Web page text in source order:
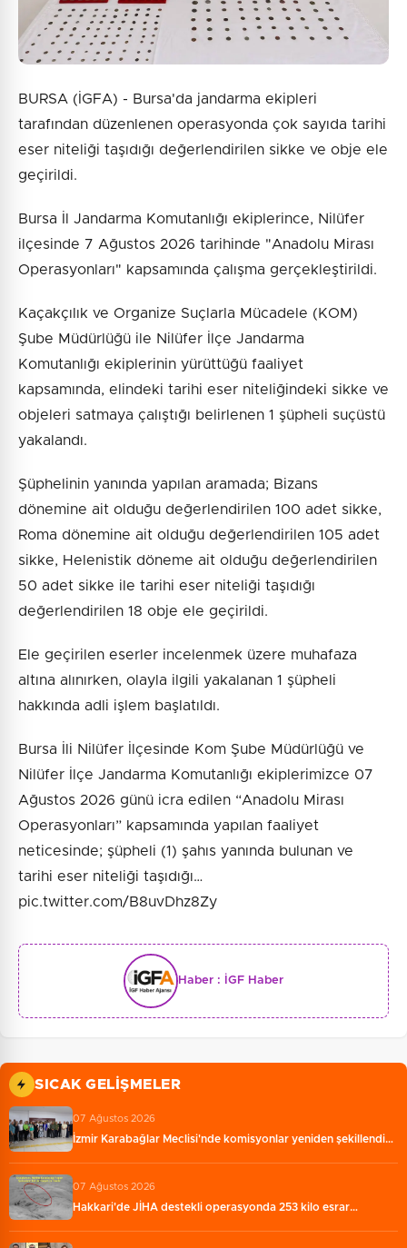
BURSA (İGFA) - Bursa'da jandarma ekipleri
tarafından düzenlenen operasyonda çok sayıda tarihi
eser niteliği taşıdığı değerlendirilen sikke ve obje ele
geçirildi.
Bursa İl Jandarma Komutanlığı ekiplerince, Nilüfer
ilçesinde 7 Ağustos 2026 tarihinde "Anadolu Mirası
Operasyonları" kapsamında çalışma gerçekleştirildi.
Kaçakçılık ve Organize Suçlarla Mücadele (KOM)
Şube Müdürlüğü ile Nilüfer İlçe Jandarma
Komutanlığı ekiplerinin yürüttüğü faaliyet
kapsamında, elindeki tarihi eser niteliğindeki sikke ve
objeleri satmaya çalıştığı belirlenen 1 şüpheli suçüstü
yakalandı.
Şüphelinin yanında yapılan aramada; Bizans
dönemine ait olduğu değerlendirilen 100 adet sikke,
Roma dönemine ait olduğu değerlendirilen 105 adet
sikke, Helenistik döneme ait olduğu değerlendirilen
50 adet sikke ile tarihi eser niteliği taşıdığı
değerlendirilen 18 obje ele geçirildi.
Ele geçirilen eserler incelenmek üzere muhafaza
altına alınırken, olayla ilgili yakalanan 1 şüpheli
hakkında adli işlem başlatıldı.
Bursa İli Nilüfer İlçesinde Kom Şube Müdürlüğü ve
Nilüfer İlçe Jandarma Komutanlığı ekiplerimizce 07
Ağustos 2026 günü icra edilen “Anadolu Mirası
Operasyonları” kapsamında yapılan faaliyet
neticesinde; şüpheli (1) şahıs yanında bulunan ve
tarihi eser niteliği taşıdığı…
pic.twitter.com/B8uvDhz8Zy
Haber : İGF Haber
SICAK GELIŞMELER
07 Ağustos 2026
İzmir Karabağlar Meclisi'nde komisyonlar yeniden şekillendi…
07 Ağustos 2026
Hakkari'de JİHA destekli operasyonda 253 kilo esrar…